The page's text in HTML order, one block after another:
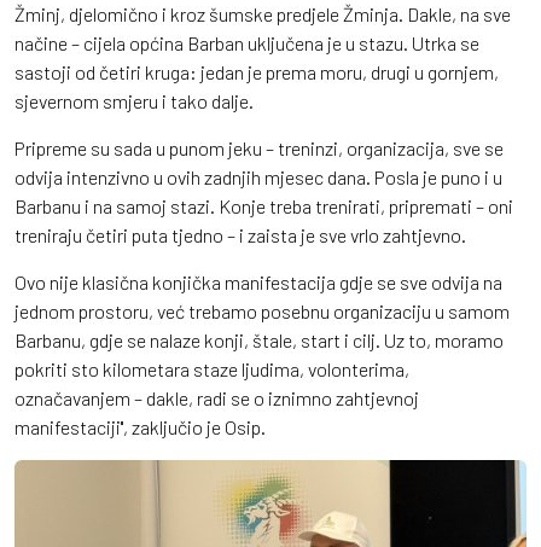
Žminj, djelomično i kroz šumske predjele Žminja. Dakle, na sve
načine – cijela općina Barban uključena je u stazu. Utrka se
sastoji od četiri kruga: jedan je prema moru, drugi u gornjem,
sjevernom smjeru i tako dalje.
Pripreme su sada u punom jeku – treninzi, organizacija, sve se
odvija intenzivno u ovih zadnjih mjesec dana. Posla je puno i u
Barbanu i na samoj stazi. Konje treba trenirati, pripremati – oni
treniraju četiri puta tjedno – i zaista je sve vrlo zahtjevno.
Ovo nije klasična konjička manifestacija gdje se sve odvija na
jednom prostoru, već trebamo posebnu organizaciju u samom
Barbanu, gdje se nalaze konji, štale, start i cilj. Uz to, moramo
pokriti sto kilometara staze ljudima, volonterima,
označavanjem – dakle, radi se o iznimno zahtjevnoj
manifestaciji'', zaključio je Osip.